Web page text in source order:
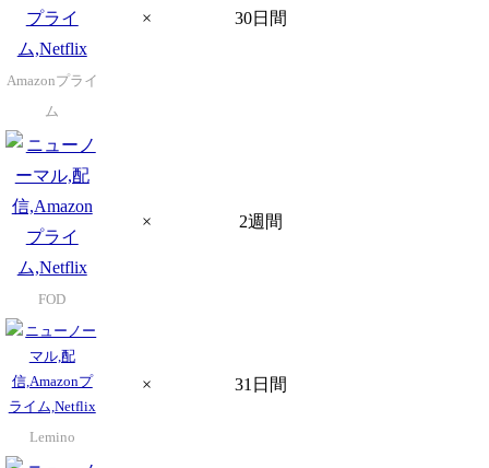
Amazonプライ
ム
× 30日間
FOD
× 2週間
Lemino
× 31日間